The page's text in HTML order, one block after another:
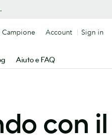
Aiuto e FAQ
Campione Account Sign in
con il